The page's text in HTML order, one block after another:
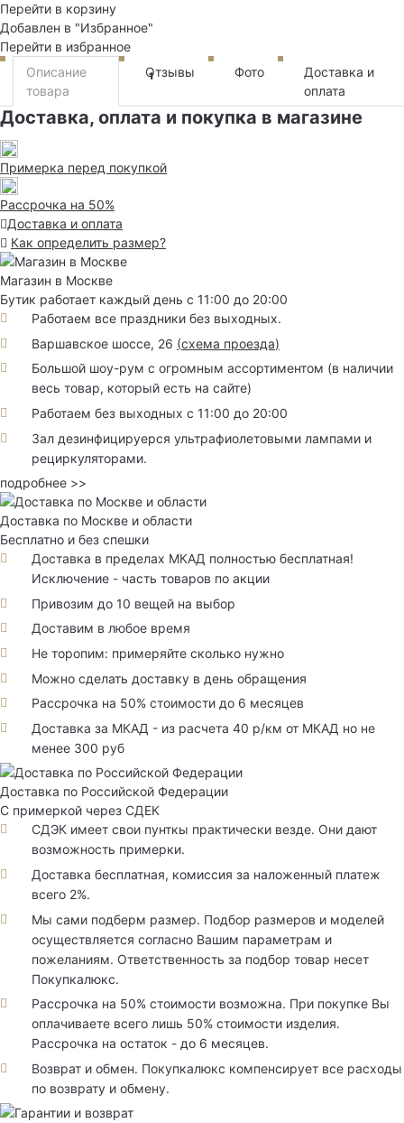
Перейти в корзину
Добавлен в "Избранное"
Перейти в избранное
Описание
товара
Отзывы
1 Фото
Доставка и
оплата
Доставка, оплата и покупка в магазине
Примерка перед покупкой
Рассрочка на 50%
Доставка и оплата
Как определить размер?
Магазин в Москве
Бутик работает каждый день с 11:00 до 20:00
Работаем все праздники без выходных.
Варшавское шоссе, 26 (схема проезда)
Большой шоу-рум с огромным ассортиментом (в наличии
весь товар, который есть на сайте)
Работаем без выходных с 11:00 до 20:00
Зал дезинфицируерся ультрафиолетовыми лампами и
рециркуляторами.
подробнее >>
Доставка по Москве и области
Бесплатно и без спешки
Доставка в пределах МКАД полностью бесплатная!
Исключение - часть товаров по акции
Привозим до 10 вещей на выбор
Доставим в любое время
Не торопим: примеряйте сколько нужно
Можно сделать доставку в день обращения
Рассрочка на 50% стоимости до 6 месяцев
Доставка за МКАД - из расчета 40 р/км от МКАД но не
менее 300 руб
Доставка по Российской Федерации
С примеркой через СДЕК
СДЭК имеет свои пунткы практически везде. Они дают
возможность примерки.
Доставка бесплатная, комиссия за наложенный платеж
всего 2%.
Мы сами подберм размер. Подбор размеров и моделей
осуществляется согласно Вашим параметрам и
пожеланиям. Ответственность за подбор товар несет
Покупкалюкс.
Рассрочка на 50% стоимости возможна. При покупке Вы
оплачиваете всего лишь 50% стоимости изделия.
Рассрочка на остаток - до 6 месяцев.
Возврат и обмен. Покупкалюкс компенсирует все расходы
по возврату и обмену.